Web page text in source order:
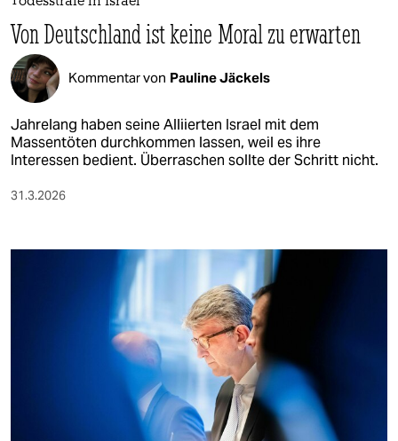
Von Deutschland ist keine Moral zu erwarten
Kommentar von Pauline Jäckels
Jahrelang haben seine Alliierten Israel mit dem
Massentöten durchkommen lassen, weil es ihre
Interessen bedient. Überraschen sollte der Schritt nicht.
31.3.2026